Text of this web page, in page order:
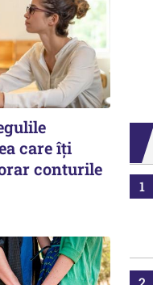
care îți
conturile